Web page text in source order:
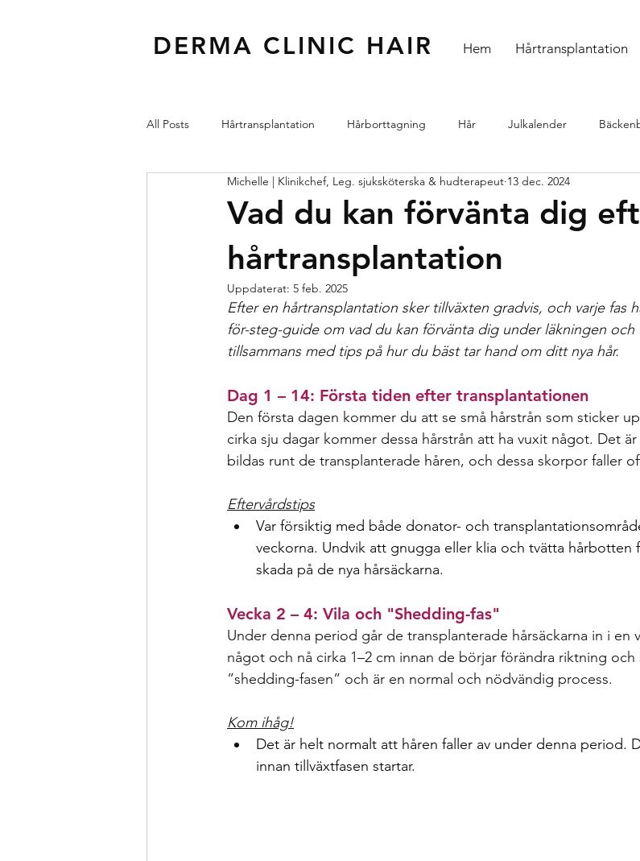
DERMA CLINIC HAIR Hem Hårtransplantation
All Posts Hårtransplantation Hårborttagning Hår Julkalender
Ögon Injektionsbehandlingar Hud HIFU Skinboosters
Vad du kan förvänta dig
hårtransplantation
Michelle | Klinikchef, Leg. sjuksköterska & hudterapeut 13 dec. 2024
Uppdaterat: 5 feb. 2025
Efter en hårtransplantation sker tillväxten gradvis, och varje fas
för-steg-guide om vad du kan förvänta dig under läkningen
tillsammans med tips på hur du bäst tar hand om ditt nya hår.
Dag 1 – 14: Första tiden efter transplantationen
Den första dagen kommer du att se små hårstrån som sticker
cirka sju dagar kommer dessa hårstrån att ha vuxit något. Det
bildas runt de transplanterade håren, och dessa skorpor faller
Eftervårdstips
Var försiktig med både donator- och
veckorna. Undvik att gnugga eller klia och tvätta
skada på de nya hårsäckarna.
Vecka 2 – 4: Vila och "Shedding-fas"
Under denna period går de transplanterade hårsäckarna in i en
något och nå cirka 1–2 cm innan de börjar förändra riktning och
”shedding-fasen” och är en normal och nödvändig process.
Kom ihåg!
Det är helt normalt att håren faller av under denna period.
innan tillväxtfasen startar.